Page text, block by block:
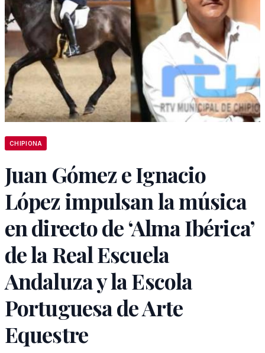
CHIPIONA
Juan Gómez e Ignacio
López impulsan la música
en directo de ‘Alma Ibérica’
de la Real Escuela
Andaluza y la Escola
Portuguesa de Arte
Equestre